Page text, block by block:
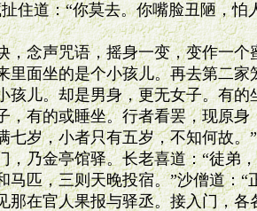
住道：“你莫去。你嘴脸丑陋，怕
声咒语，摇身一变，变作一个
里面坐的是个小孩儿。再去第二
孩儿。却是男身，更无女子。有
，有的或睡坐。行者看罢，现原身
七岁，小者只有五岁，不知何故。
金亭馆驿。长老喜道：“徒弟，
马匹，三则天晚投宿。”沙僧道：“
那在官人果报与驿丞。接入门，